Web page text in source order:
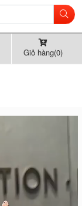
Giỏ hàng(0)